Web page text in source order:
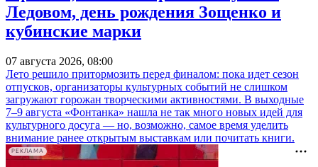
Ледовом, день рождения Зощенко и
кубинские марки
07 августа 2026, 08:00
Лето решило притормозить перед финалом: пока идет сезон
отпусков, организаторы культурных событий не слишком
загружают горожан творческими активностями. В выходные
7–9 августа «Фонтанка» нашла не так много новых идей для
культурного досуга — но, возможно, самое время уделить
внимание ранее открытым выставкам или почитать книги.
РЕКЛАМА